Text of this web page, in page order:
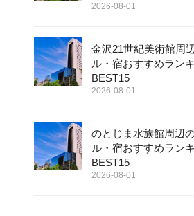
2026-08-01
金沢21世紀美術館周
ル・宿おすすめラン
BEST15
2026-08-01
のとじま水族館周辺
ル・宿おすすめラン
BEST15
2026-08-01